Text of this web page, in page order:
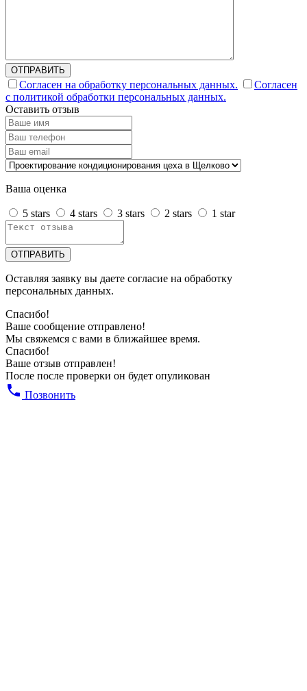
ОТПРАВИТЬ
Согласен на обработку персональных данных.
Согласен
с политикой обработки персональных данных.
Оставить отзыв
Ваша оценка
5 stars 4 stars 3 stars 2 stars 1 star
ОТПРАВИТЬ
Оставляя заявку вы даете согласие на обработку
персональных данных.
Спасибо!
Ваше сообщение отправлено!
Мы свяжемся с вами в ближайшее время.
Спасибо!
Ваше отзыв отправлен!
После после проверки он будет опуликован
Позвонить